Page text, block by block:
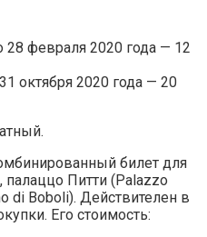
28 февраля 2020 года — 12
октября 2020 года — 20
билет для
Питти (Palazzo
di Boboli). Действителен в
Его стоимость: